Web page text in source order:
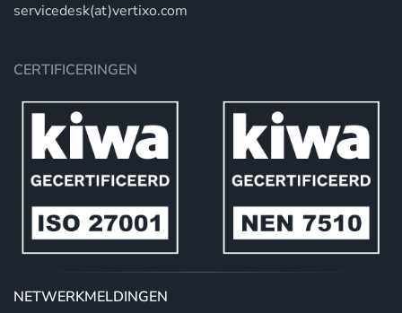
servicedesk(at)vertixo.com
CERTIFICERINGEN
NETWERKMELDINGEN